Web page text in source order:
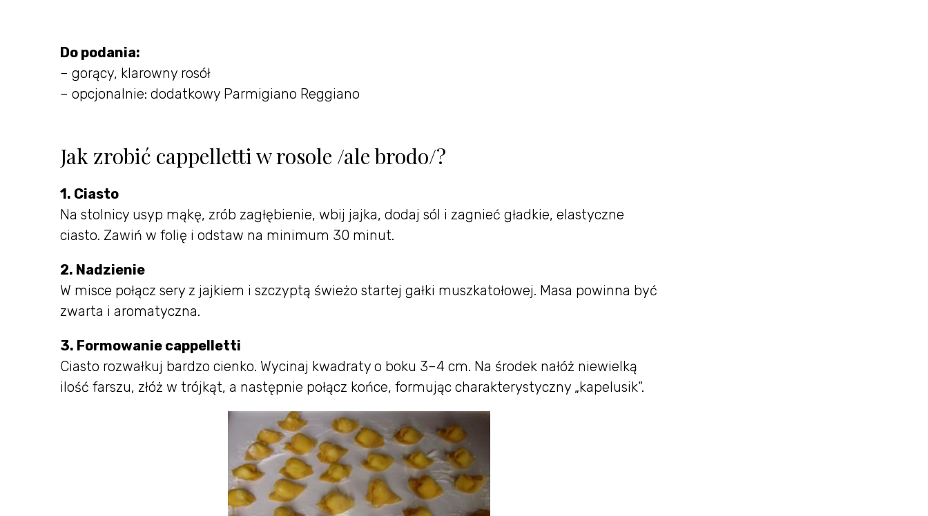
Do podania:
– gorący, klarowny rosół
– opcjonalnie: dodatkowy Parmigiano Reggiano
Jak zrobić cappelletti w rosole /ale brodo/?
1. Ciasto
Na stolnicy usyp mąkę, zrób zagłębienie, wbij jajka, dodaj sól i zagnieć gładkie, elastyczne
ciasto. Zawiń w folię i odstaw na minimum 30 minut.
2. Nadzienie
W misce połącz sery z jajkiem i szczyptą świeżo startej gałki muszkatołowej. Masa powinna być
zwarta i aromatyczna.
3. Formowanie cappelletti
Ciasto rozwałkuj bardzo cienko. Wycinaj kwadraty o boku 3–4 cm. Na środek nałóż niewielką
ilość farszu, złóż w trójkąt, a następnie połącz końce, formując charakterystyczny „kapelusik”.